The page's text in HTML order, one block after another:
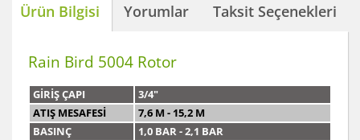
Ürün Bilgisi Yorumlar Taksit Seçenekleri
Rain Bird 5004 Rotor
GİRİŞ ÇAPI
3/4"
ATIŞ MESAFESİ
7,6 M - 15,2 M
BASINÇ
1,0 BAR - 2,1 BAR